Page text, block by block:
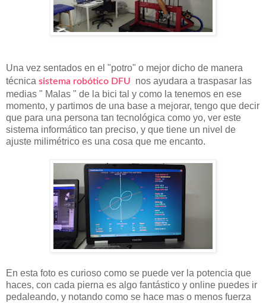
Una vez sentados en el "potro" o mejor dicho de manera
técnica sistema robótico DFU
nos ayudara a traspasar las
medias " Malas " de la bici tal y como la tenemos en ese
momento, y partimos de una base a mejorar, tengo que decir
que para una persona tan tecnológica como yo, ver este
sistema informático tan preciso, y que tiene un nivel de
ajuste milimétrico es una cosa que me encanto.
En esta foto es curioso como se puede ver la potencia que
haces, con cada pierna es algo fantástico y online puedes ir
pedaleando, y notando como se hace mas o menos fuerza